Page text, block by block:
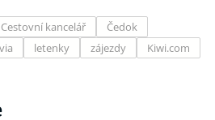
Cestovní kancelář
Čedok
letenky zájezdy Kiwi.com